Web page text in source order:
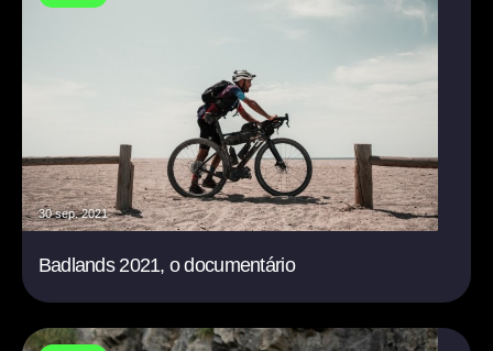
30 sep. 2021
Badlands 2021, o documentário